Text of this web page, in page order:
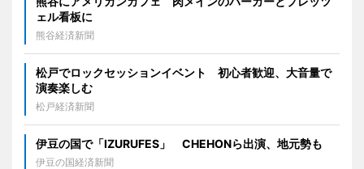
ェル看板に
熊谷経済新聞
松戸でロックセッションイベント 初心者歓迎、大音量で
演奏楽しむ
松戸経済新聞
伊豆の国で「IZURUFES」 CHEHONら出演、地元勢も
伊豆の国経済新聞